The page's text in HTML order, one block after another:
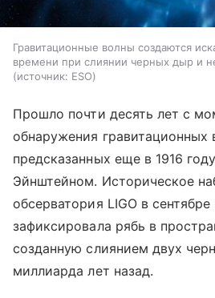
Гравитационные волны создаются
времени при слиянии черных дыр и
источник: ESO
Прошло почти десять лет с
обнаружения гравитационных
предсказанных еще в 1916
Эйнштейном. Историческое
обсерватория LIGO в
зафиксировала рябь в
созданную слиянием двух
миллиарда лет назад.